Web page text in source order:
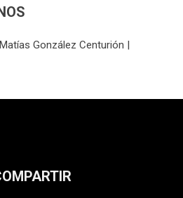
González Centurión |